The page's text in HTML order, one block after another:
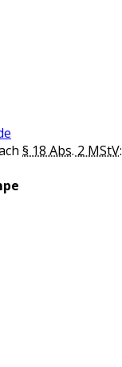
§ 18 Abs. 2 MStV: